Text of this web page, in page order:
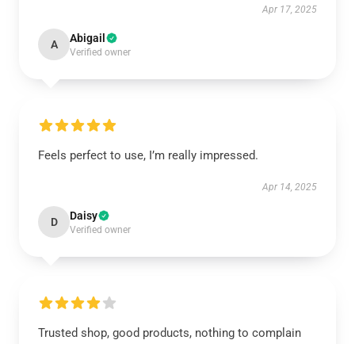
Apr 17, 2025
A Abigail
Verified owner
Feels perfect to use, I’m really impressed.
Apr 14, 2025
D Daisy
Verified owner
Trusted shop, good products, nothing to complain